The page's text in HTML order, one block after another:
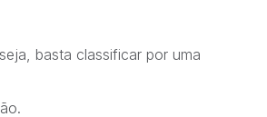
basta classificar por uma